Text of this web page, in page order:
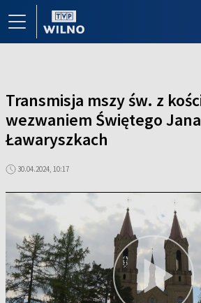
Transmisja mszy św. z
wezwaniem Świętego
Ławaryszkach
30.04.2024, 10:17